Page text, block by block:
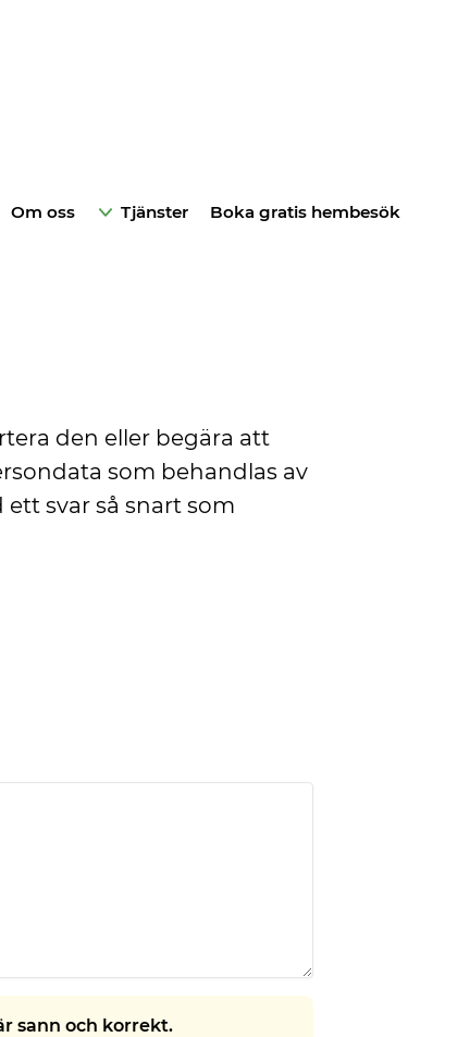
Om oss Tjänster Boka gratis hembesök
den eller begära att
som behandlas av
svar så snart som
sann och korrekt.